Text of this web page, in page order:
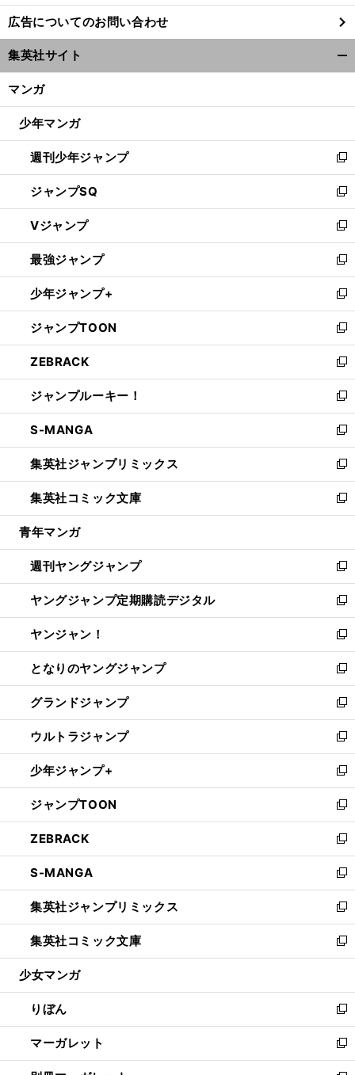
し
い
ウ
ィ
ン
ウ
開
く
広告についてのお問い合わせ
集英社サイト
マンガ
少年マンガ
週刊少年ジャンプ
新
し
い
ウ
ィ
ン
ド
ウ
で
開
く
ジャンプSQ
新
し
い
ウ
ィ
ン
ド
ウ
で
開
く
Vジャンプ
新
し
い
ウ
ィ
ン
ド
ウ
で
開
く
最強ジャンプ
新
し
い
ウ
ィ
ン
ド
ウ
で
開
く
少年ジャンプ+
新
し
い
ウ
ィ
ン
ド
ウ
で
開
く
ジャンプTOON
新
し
い
ウ
ィ
ン
ド
ウ
で
開
く
ZEBRACK
新
し
い
ウ
ィ
ン
ド
ウ
で
開
ジャンプルーキー！
新
し
い
ウ
ィ
ン
ド
ウ
開
く
S-MANGA
新
し
い
ウ
ィ
ン
ウ
で
開
く
集英社ジャンプリミックス
新
し
い
ウ
ン
ド
ウ
で
開
く
集英社コミック文庫
新
し
ウ
ィ
ン
ド
ウ
で
開
く
青年マンガ
週刊ヤングジャンプ
新
し
い
ウ
ィ
ン
ド
ウ
で
開
く
ヤングジャンプ定期購読デジタル
新
し
い
ウ
ィ
ン
ド
ウ
で
開
く
ヤンジャン！
新
し
い
ウ
ィ
ン
ド
ウ
で
開
く
となりのヤングジャンプ
新
し
い
ウ
ィ
ン
ド
ウ
で
開
く
グランドジャンプ
新
し
い
ウ
ィ
ン
ド
ウ
で
開
く
ウルトラジャンプ
新
し
い
ウ
ィ
ン
ド
ウ
で
開
く
少年ジャンプ+
新
し
い
ウ
ィ
ン
ド
ウ
で
開
く
ジャンプTOON
新
し
い
ウ
ィ
ン
ド
ウ
で
開
ZEBRACK
新
し
い
ウ
ィ
ン
ド
ウ
開
く
S-MANGA
新
し
い
ウ
ィ
ン
ウ
で
開
く
集英社ジャンプリミックス
新
し
い
ウ
ン
ド
ウ
で
開
集英社コミック文庫
新
し
ウ
ィ
ン
ド
ウ
少女マンガ
りぼん
新
し
い
ウ
マーガレット
新
し